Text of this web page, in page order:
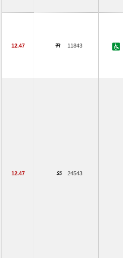
12.47 11843
12.47 24543